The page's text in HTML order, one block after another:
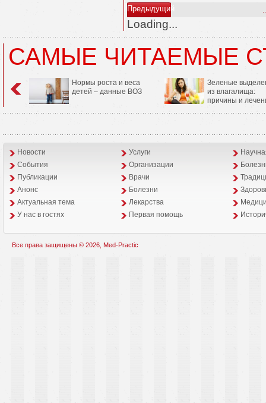
Предыдущий
Loading...
САМЫЕ ЧИТАЕМЫЕ
Нормы роста и веса
детей – данные ВОЗ
Зеленые
из влагалища:
причины и
Новости Услуги
События
Организации
Публикации
Врачи
Анонс
Болезни
Aктуальная тема
Лекарства
У нас в гостях
Первая помощь
Все права защищены © 2026, Med-Practic